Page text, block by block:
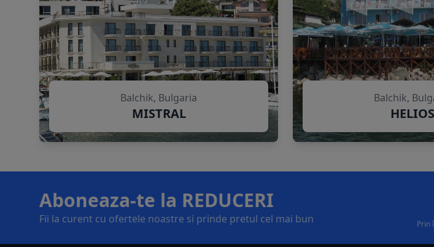
Balchik, Bulgaria
MISTRAL
Balchik,
HELIOS
Aboneaza-te la REDUCERI
Fii la curent cu ofertele noastre si prinde pretul cel mai bun Prin